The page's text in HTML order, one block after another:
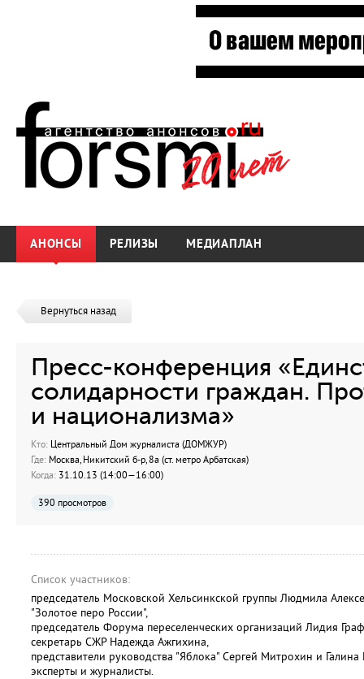
АНОНСЫ РЕЛИЗЫ МЕДИАПЛАН
Вернуться назад
Пресс-конференция
солидарности граждан.
и национализма»
Кто: Центральный Дом журналиста (ДОМЖУР)
Где: Москва, Никитский б-р, 8а (ст. метро Арбатская)
Когда: 31.10.13 (14:00—16:00)
390 просмотров
Список участников:
председатель Московской Хельсинкской группы Людмила
"Золотое перо России",
председатель Форума переселенческих организаций Лидия
секретарь СЖР Надежда Ажгихина,
представители руководства "Яблока" Сергей Митрохин и
эксперты и журналисты.